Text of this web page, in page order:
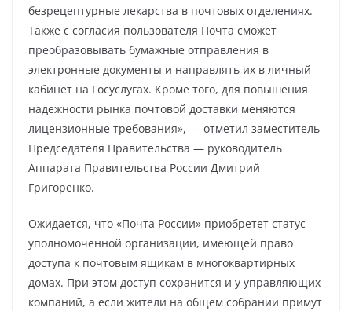
безрецептурные лекарства в почтовых отделениях.
Также с согласия пользователя Почта сможет
преобразовывать бумажные отправления в
электронные документы и направлять их в личный
кабинет на Госуслугах. Кроме того, для повышения
надежности рынка почтовой доставки меняются
лицензионные требования», — отметил заместитель
Председателя Правительства — руководитель
Аппарата Правительства России Дмитрий
Григоренко.
Ожидается, что «Почта России» приобретет статус
уполномоченной организации, имеющей право
доступа к почтовым ящикам в многоквартирных
домах. При этом доступ сохранится и у управляющих
компаний, а если жители на общем собрании примут